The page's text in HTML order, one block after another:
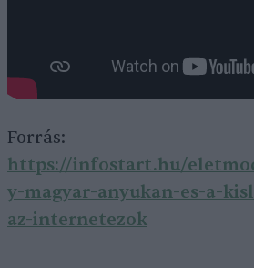
Forrás:
https://infostart.hu/
y-magyar-anyukan-es-a-
az-internetezok